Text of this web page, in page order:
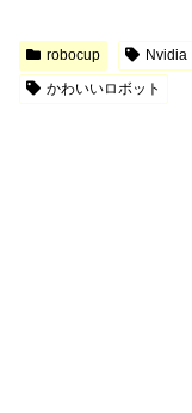
robocup Nvidia
かわいいロボット